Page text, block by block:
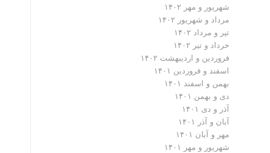
شهریور و مهر ۱۴۰۲
مرداد و شهریور ۱۴۰۲
تیر و مرداد ۱۴۰۲
خرداد و تیر ۱۴۰۲
فروردین و اردیبهشت ۱۴۰۲
اسفند و فروردین ۱۴۰۱
بهمن و اسفند ۱۴۰۱
دی و بهمن ۱۴۰۱
آذر و دی ۱۴۰۱
آبان و آذر ۱۴۰۱
مهر و آبان ۱۴۰۱
شهریور و مهر ۱۴۰۱